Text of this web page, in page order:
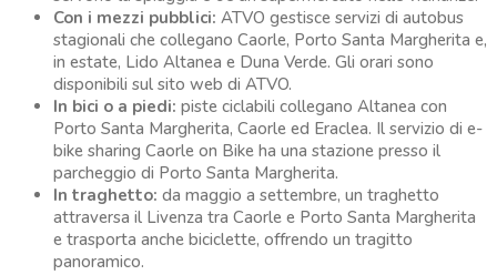
Con i mezzi pubblici: ATVO gestisce servizi di autobus
stagionali che collegano Caorle, Porto Santa Margherita e,
in estate, Lido Altanea e Duna Verde. Gli orari sono
disponibili sul sito web di ATVO.
In bici o a piedi: piste ciclabili collegano Altanea con
Porto Santa Margherita, Caorle ed Eraclea. Il servizio di e-
bike sharing Caorle on Bike ha una stazione presso il
parcheggio di Porto Santa Margherita.
In traghetto: da maggio a settembre, un traghetto
attraversa il Livenza tra Caorle e Porto Santa Margherita
e trasporta anche biciclette, offrendo un tragitto
panoramico.